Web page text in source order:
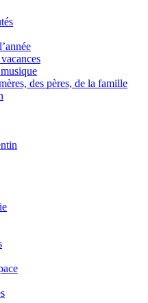
des pères, de la famille